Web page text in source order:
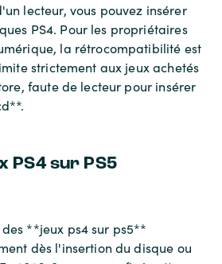
lecteur, vous pouvez insérer
PS4. Pour les propriétaires
la rétrocompatibilité est
strictement aux jeux achetés
faute de lecteur pour insérer
PS4 sur PS5
**jeux ps4 sur ps5**
dès l'insertion du disque ou